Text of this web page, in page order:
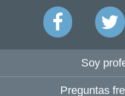
Soy
Preguntas